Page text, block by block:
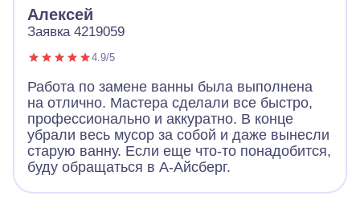
Алексей
Заявка 4219059
4.9/5
Работа по замене ванны была выполнена
на отлично. Мастера сделали все быстро,
профессионально и аккуратно. В конце
убрали весь мусор за собой и даже вынесли
старую ванну. Если еще что-то понадобится,
буду обращаться в А-Айсберг.